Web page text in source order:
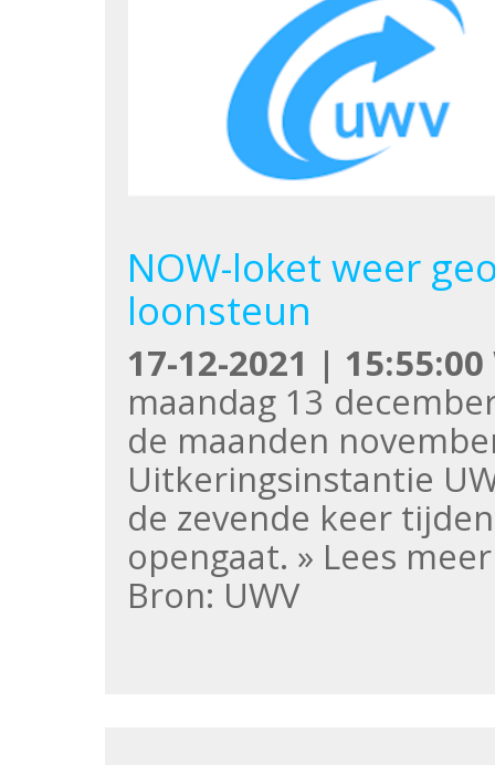
NOW-loket weer
loonsteun
17-12-2021 | 15:55:00
maandag 13
de maanden
Uitkeringsinstantie
de zevende keer
opengaat. » Lees
Bron: UWV